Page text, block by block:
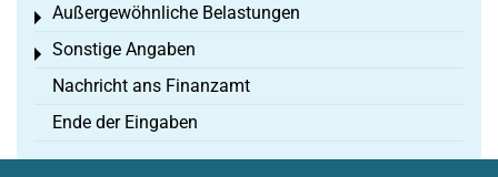
Außergewöhnliche Belastungen
Toggle menu
Sonstige Angaben
Toggle menu
Nachricht ans Finanzamt
Ende der Eingaben